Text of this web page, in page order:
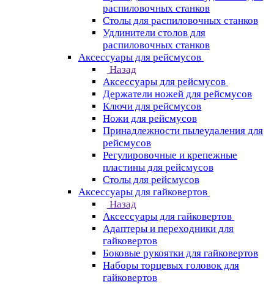
распиловочных станков
Столы для распиловочных станков
Удлинители столов для
распиловочных станков
Аксессуары для рейсмусов
Назад
Аксессуары для рейсмусов
Держатели ножей для рейсмусов
Ключи для рейсмусов
Ножи для рейсмусов
Принадлежности пылеудаления для
рейсмусов
Регулировочные и крепежные
пластины для рейсмусов
Столы для рейсмусов
Аксессуары для гайковертов
Назад
Аксессуары для гайковертов
Адаптеры и переходники для
гайковертов
Боковые рукоятки для гайковертов
Наборы торцевых головок для
гайковертов